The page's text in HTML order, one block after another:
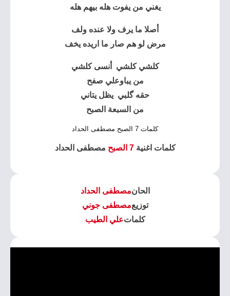
يغني من يفوت هله بيهم هله
أصلا ما يرف ولا عنده ولف
مرض لو هم صار ما اريده يخف
كلشي كلشي أنسى كلشي
من يباوعلي صفح
حقه گلبي يظل يتاني
من السبعة الصبح
كلمات 7 الصبح مصطفى الحداد
كلمات اغنية7 الصبح مصطفى الحداد
الحانمصطفى الحداد
توزيعمصطفى جوني
كلماتعلي الطيب